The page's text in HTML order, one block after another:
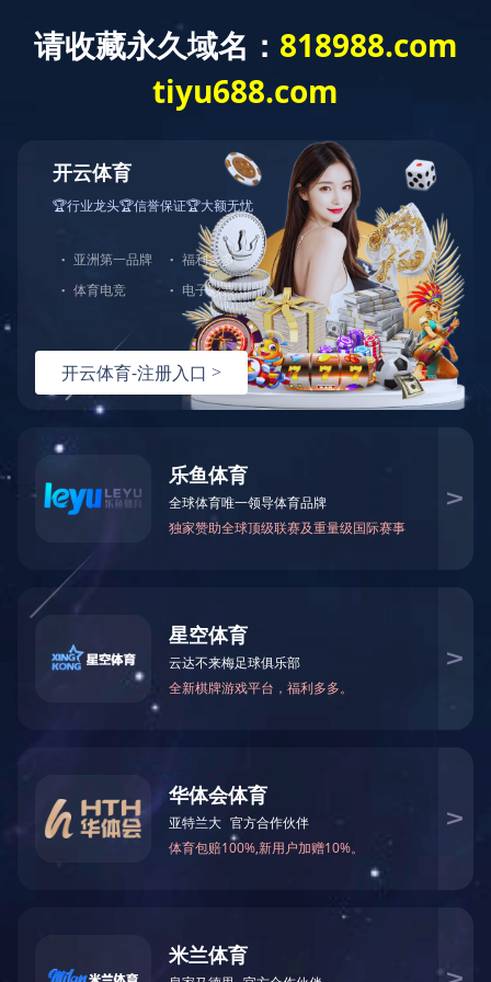
可能原因：
您没有将此域名或IP绑定到对应站点!
配置文件未生效!
检查是否已经绑定到对应站点，若确认已绑定，请尝试重载Web
检查端口是否正确；
若您使用了CDN产品，请尝试清除CDN缓存；
普通网站访客，请联系网站管理员；